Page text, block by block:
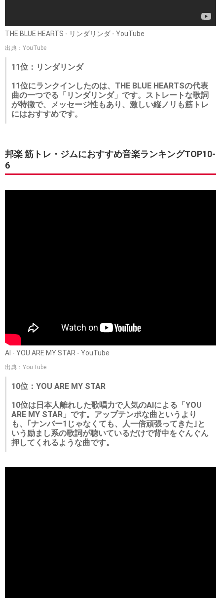
THE BLUE HEARTS - リンダリンダ - YouTube
出典：YouTube
11位：リンダリンダ
11位にランクインしたのは、THE BLUE HEARTSの代表
曲の一つでる「リンダリンダ」です。ストレートな歌詞
が特徴で、メッセージ性もあり、激しい縦ノリも筋トレ
にはおすすめです。
邦楽 筋トレ・ジムにおすすめ音楽ランキングTOP10-
6
AI - YOU ARE MY STAR - YouTube
出典：YouTube
10位：YOU ARE MY STAR
10位は日本人離れした歌唱力で人気のAIによる「YOU
ARE MY STAR」です。アップテンポな曲というより
も、｢ナンバー1じゃなくても、人一倍頑張ってきた｣と
いう励まし系の歌詞が聴いているだけで背中をぐんぐん
押してくれるような曲です。